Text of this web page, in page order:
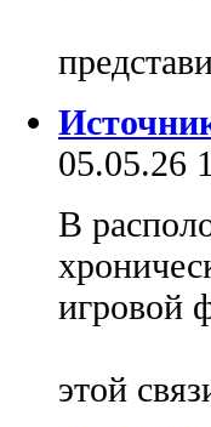
05.05.26
В
игровой
этой